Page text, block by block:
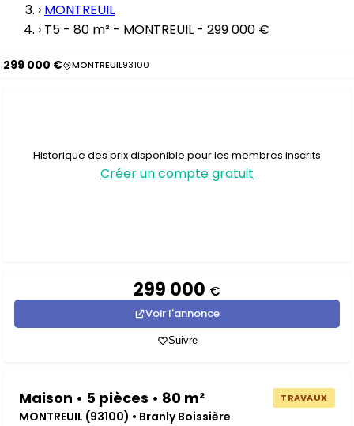
› MONTREUIL
› T5 - 80 m² - MONTREUIL - 299 000 €
299 000 € MONTREUIL93100
Historique des prix disponible pour les membres inscrits
Créer un compte gratuit
299 000 €
Voir l'annonce
Suivre
Maison • 5 pièces • 80 m² TRAVAUX
MONTREUIL (93100) • Branly Boissière